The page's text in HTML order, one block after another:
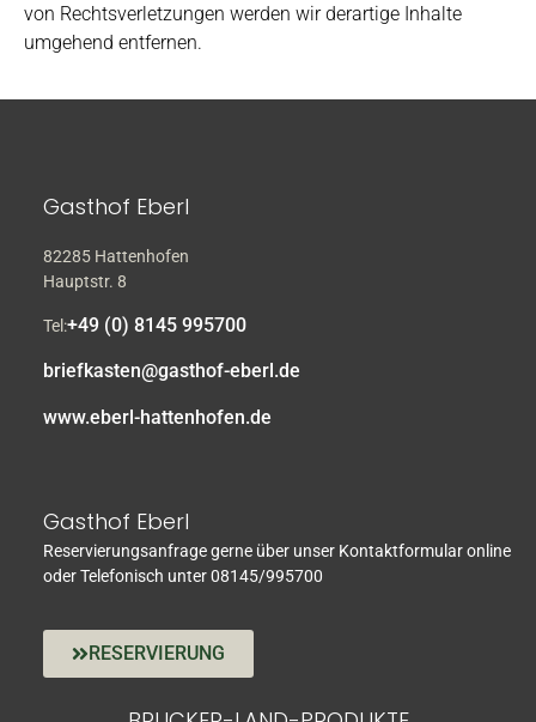
von Rechtsverletzungen werden wir derartige Inhalte
umgehend entfernen.
Gasthof Eberl
82285 Hattenhofen
Hauptstr. 8
Tel:+49 (0) 8145 995700
briefkasten@gasthof-eberl.de
www.eberl-hattenhofen.de
Gasthof Eberl
Reservierungsanfrage gerne über unser Kontaktformular online
oder Telefonisch unter 08145/995700
RESERVIERUNG